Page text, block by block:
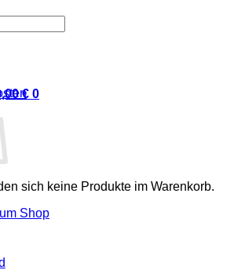
€ 0
sich keine Produkte im Warenkorb.
Shop